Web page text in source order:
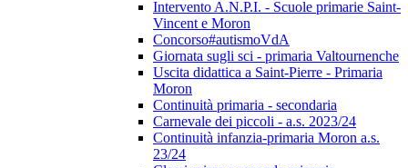
Intervento A.N.P.I. - Scuole primarie Saint-
Vincent e Moron
Concorso#autismoVdA
Giornata sugli sci - primaria Valtournenche
Uscita didattica a Saint-Pierre - Primaria
Moron
Continuità primaria - secondaria
Carnevale dei piccoli - a.s. 2023/24
Continuità infanzia-primaria Moron a.s.
23/24